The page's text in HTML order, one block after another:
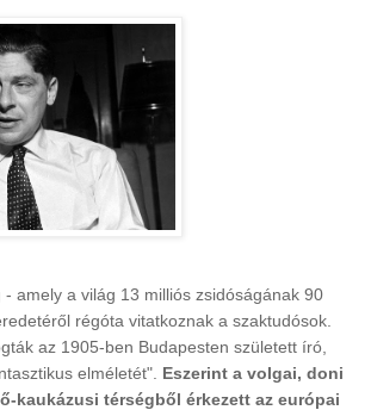
amely a világ 13 milliós zsidóságának 90
régóta vitatkoznak a szaktudósok.
az 1905-ben Budapesten született író,
elméletét". Eszerint a volgai, doni
kaukázusi térségből érkezett az európai